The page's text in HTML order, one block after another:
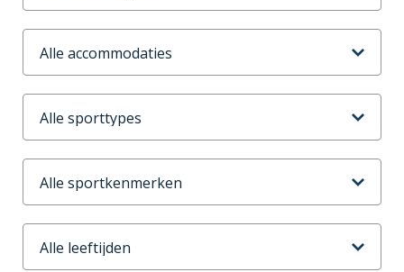
Accommodaties
Sporttype
Sportkenmerken
Leeftijd